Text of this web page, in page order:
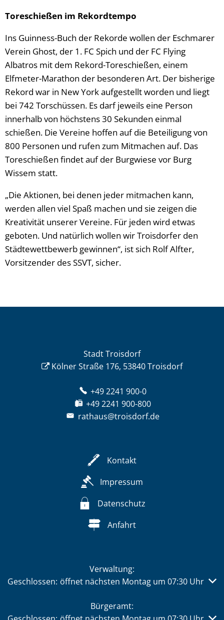
Toreschießen im Rekordtempo
Ins Guinness-Buch der Rekorde wollen der Eschmarer
Verein Ghost, der 1. FC Spich und der FC Flying
Albatros mit dem Rekord-Toreschießen, einem
Elfmeter-Marathon der besonderen Art. Der bisherige
Rekord war in New York aufgestellt worden und liegt
bei 742 Torschüssen. Es darf jeweils eine Person
innerhalb von höchstens 30 Sekunden einmal
schießen. Die Vereine hoffen auf die Beteiligung von
800 Personen und rufen zum Mitmachen auf. Das
Toreschießen findet auf der Burgwiese vor Burg
Wissem statt.
„Die Aktionen, bei denen jeder mitmachen kann,
werden allen viel Spaß machen und sie zeigen die
Kreativität unserer Vereine. Für jeden wird etwas
geboten. Und natürlich wollen wir Troisdorfer den
Städtewettbewerb gewinnen“, ist sich Rolf Alfter,
Vorsitzender des SSVT, sicher.
Stadt Troisdorf
Kölner Straße 176, 53840 Troisdorf
+49 2241 900-0
+49 2241 900-800
rathaus@troisdorf.de
Kontakt
Impressum
Datenschutz
Anfahrt
Verwaltung:
Klicken, um weitere Öffnungs- oder Schließzeiten
Geschlossen: öffnet nächsten Montag um 07:30 Uhr
Bürgeramt: